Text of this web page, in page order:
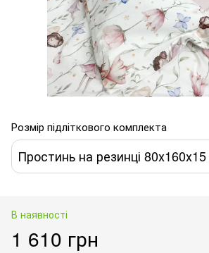
Розмір підліткового комплекта
В наявності
1 610 грн